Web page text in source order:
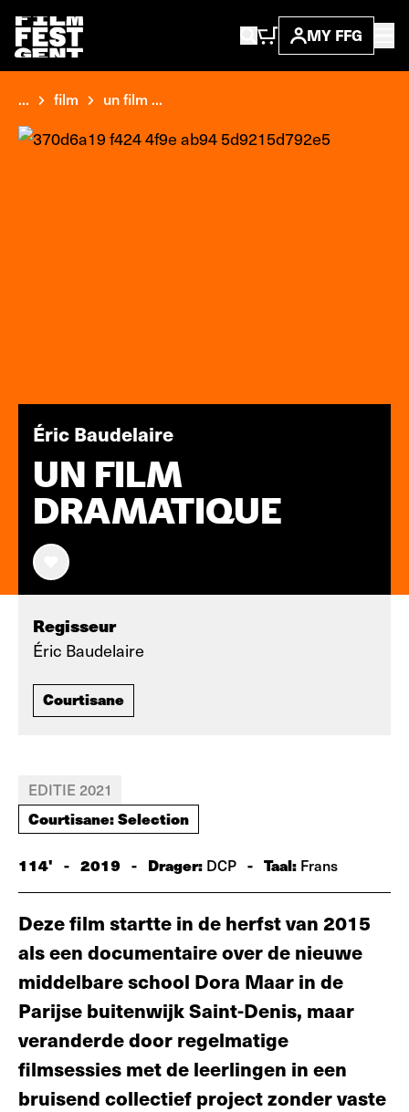
MY FFG
... film un film ...
Éric Baudelaire
UN FILM
DRAMATIQUE
Regisseur
Éric Baudelaire
Courtisane
EDITIE 2021
Courtisane: Selection
114' - 2019 - Drager: DCP - Taal: Frans
Deze film startte in de herfst van 2015
als een documentaire over de nieuwe
middelbare school Dora Maar in de
Parijse buitenwijk Saint-Denis, maar
veranderde door regelmatige
filmsessies met de leerlingen in een
bruisend collectief project zonder vaste